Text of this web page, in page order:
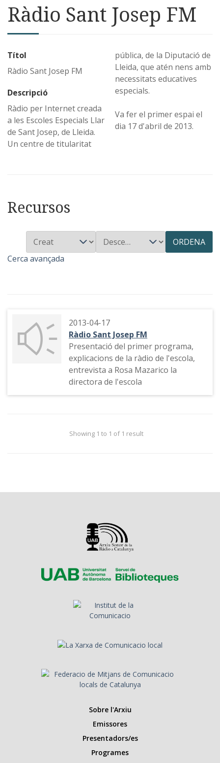
Ràdio Sant Josep FM
Títol
Ràdio Sant Josep FM
Descripció
Ràdio per Internet creada
a les Escoles Especials Llar
de Sant Josep, de Lleida.
Un centre de titularitat
pública, de la Diputació de
Lleida, que atén nens amb
necessitats educatives
especials.
Va fer el primer espai el
dia 17 d'abril de 2013.
Recursos
ORDENA
Cerca avançada
2013-04-17
Ràdio Sant Josep FM
Presentació del primer programa,
explicacions de la ràdio de l'escola,
entrevista a Rosa Mazarico la
directora de l'escola
Showing 1 to 1 of 1 result
Sobre l'Arxiu
Emissores
Presentadors/es
Programes